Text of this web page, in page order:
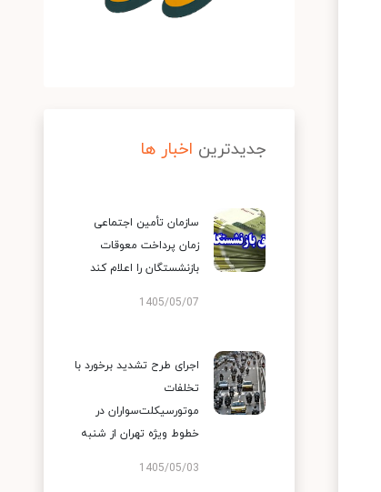
جدیدترین اخبار ها
سازمان تأمین اجتماعی
زمان پرداخت معوقات
بازنشستگان را اعلام کند
1405/05/07
اجرای طرح تشدید برخورد با
تخلفات
موتورسیکلت‌سواران در
خطوط ویژه تهران از شنبه
1405/05/03